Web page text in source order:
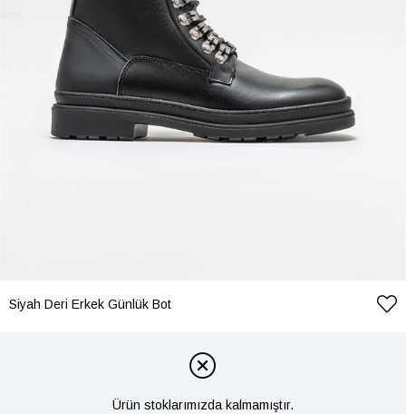
Siyah Deri Erkek Günlük Bot
Ürün stoklarımızda kalmamıştır.